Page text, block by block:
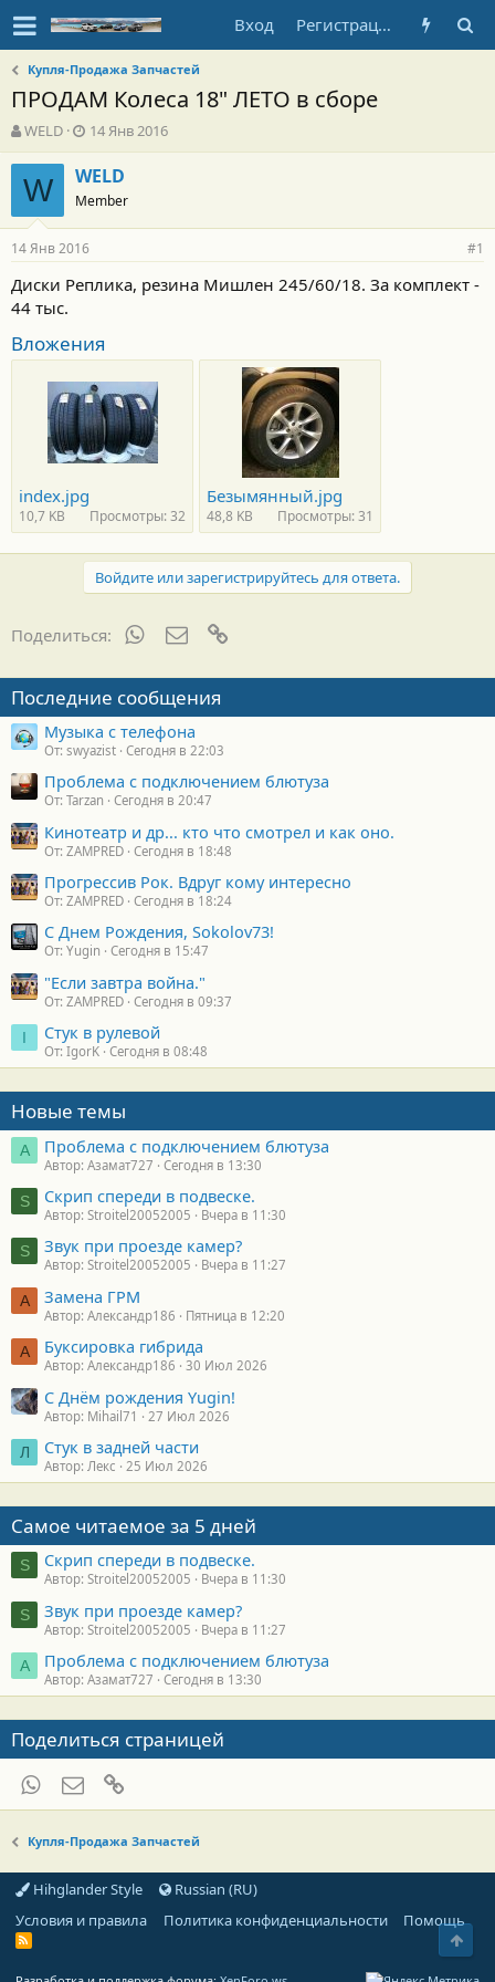
Вход Регистрация
Купля-Продажа Запчастей
ПРОДАМ Колеса 18" ЛЕТО в сборе
А
в
т
о
т
е
м
ы
WELD
Д
а
т
а
н
а
ч
а
л
14 Янв 2016
W WELD
Member
14 Янв 2016 #1
Диски Реплика, резина Мишлен 245/60/18. За комплект -
44 тыс.
Вложения
index.jpg
10,7 KB Просмотры: 32
Безымянный.jpg
48,8 KB Просмотры: 31
Войдите или зарегистрируйтесь для ответа.
Поделиться: WhatsAppЭлектронная почта
Последние сообщения
Музыка с телефона
От: swyazist Сегодня в 22:03
Проблема с подключением блютуза
От: Tarzan Сегодня в 20:47
Кинотеатр и др... кто что смотрел и как оно.
От: ZAMPRED Сегодня в 18:48
Прогрессив Рок. Вдруг кому интересно
От: ZAMPRED Сегодня в 18:24
С Днем Рождения, Sokolov73!
От: Yugin Сегодня в 15:47
"Если завтра война."
От: ZAMPRED Сегодня в 09:37
I Стук в рулевой
От: IgorK Сегодня в 08:48
Новые темы
А Проблема с подключением блютуза
Автор: Азамат727 Сегодня в 13:30
S Скрип спереди в подвеске.
Автор: Stroitel20052005 Вчера в 11:30
S Звук при проезде камер?
Автор: Stroitel20052005 Вчера в 11:27
А Замена ГРМ
Автор: Александр186 Пятница в 12:20
А Буксировка гибрида
Автор: Александр186 30 Июл 2026
С Днём рождения Yugin!
Автор: Mihail71 27 Июл 2026
Л Стук в задней части
Автор: Лекс 25 Июл 2026
Самое читаемое за 5 дней
S Скрип спереди в подвеске.
Автор: Stroitel20052005 Вчера в 11:30
S Звук при проезде камер?
Автор: Stroitel20052005 Вчера в 11:27
А Проблема с подключением блютуза
Автор: Азамат727 Сегодня в 13:30
Поделиться страницей
WhatsAppЭлектронная почта
Купля-Продажа Запчастей
Hihglander Style
Russian (RU)
Условия и правила
Политика конфиденциальности Помощь
R